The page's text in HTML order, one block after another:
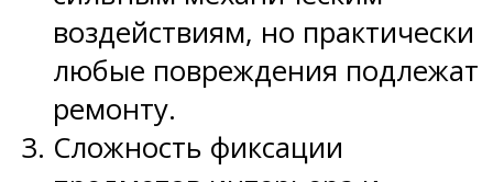
воздействиям, но практически
любые повреждения подлежат
ремонту.
Сложность фиксации